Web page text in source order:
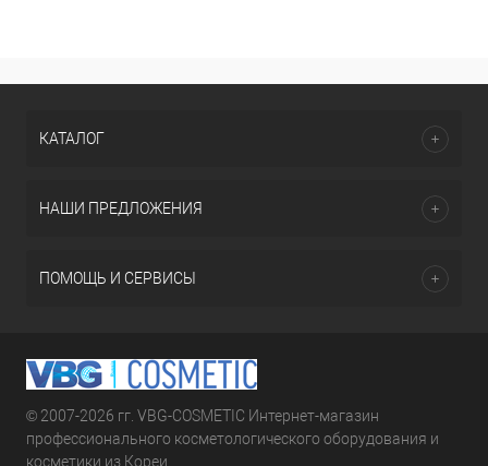
КАТАЛОГ
НАШИ ПРЕДЛОЖЕНИЯ
ПОМОЩЬ И СЕРВИСЫ
© 2007-2026 гг. VBG-COSMETIC Интернет-магазин
профессионального косметологического оборудования и
косметики из Кореи.